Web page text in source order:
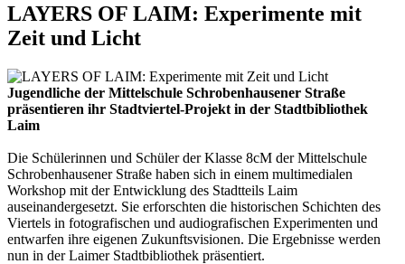
LAYERS OF LAIM: Experimente mit
Zeit und Licht
Jugendliche der Mittelschule Schrobenhausener Straße
präsentieren ihr Stadtviertel-Projekt in der Stadtbibliothek
Laim
Die Schülerinnen und Schüler der Klasse 8cM der Mittelschule
Schrobenhausener Straße haben sich in einem multimedialen
Workshop mit der Entwicklung des Stadtteils Laim
auseinandergesetzt. Sie erforschten die historischen Schichten des
Viertels in fotografischen und audiografischen Experimenten und
entwarfen ihre eigenen Zukunftsvisionen. Die Ergebnisse werden
nun in der Laimer Stadtbibliothek präsentiert.